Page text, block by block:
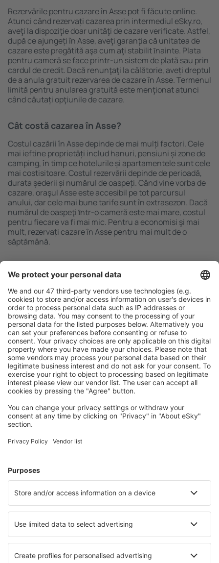
Rezervările pentru cazare în Asse pot fi făcute online.
Atunci când rezervați cazarea prin intermediul eSky.ro,
aveţi la dispoziţie doar unităţi de cazare verificate. Astfel,
după ce ajungeți în Asse, aveţi garanţia că unitatea de
cazare este pregătită aşa cum aţi stabilit ȋnainte. Plata
pentru cameră se face printr-un sistem de plată sau prin
cardul de credit. Dacă renunţaţi la călătorie, aveți dreptul
de a anula gratuit rezervarea de cazare în Asse. Termenul
limită pentru anularea gratuită este menţionat atunci
când căutați opţiunile de cazare.
Cât costă cazarea în Asse?
Costul cazării în Asse depinde de mai mulți factori. Cele
mai ieftine proprietăți includ hanuri, pensiuni și zone de
camping, în timp ce hotelurile și apartamentele sunt cele
mai costisitoare. Costul rezervării depinde de perioadă,
durata șederii și numărul de oaspeți. Când vine vorba de
cazare, oraşul Asse este accesibil pe tot parcursul
anului, dar cele mai bune tarife sunt în extrasezon. Dacă
numărul de oaspeţi ȋntr-o cameră este mai mare, costul
pentru fiecare va fi mai mic. Pentru a economisi şi mai
mult, rezervați cazare în Asse pentru mai mult de o
săptămână.
Caută rapid şi uşor
Ofertă adaptată aşteptărilor tale.
Planifică ȋn siguranţă
Rezervare fără griji cu opțiune gratuită de anulare.
Economiseşte mai mult
Prețuri atractive și oferte speciale pentru utilizatorii
conectați.
Cazarea preferată
apartamente și altele.
Cele mai căutate cazări de către utilizatorii eSky
Cazare în Belgia - Orașe populare
Cazare în Bruxelles Cazare în Middelkerke
Cazare în Koksijde Cazare în Nieuwpoort